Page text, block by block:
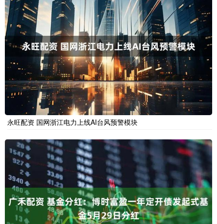
永旺配资 国网浙江电力上线AI台风预警模块